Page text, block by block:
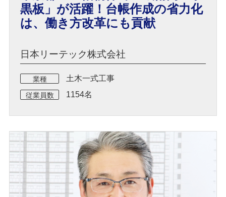
黒板」が活躍！台帳作成の省力化
は、働き方改革にも貢献
日本リーテック株式会社
業種 土木一式工事
従業員数 1154名